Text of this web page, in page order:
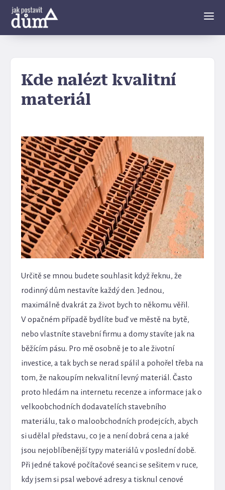
Kde nalézt kvalitní
materiál
Určitě se mnou budete souhlasit když řeknu, že
rodinný dům nestavíte každý den. Jednou,
maximálně dvakrát za život bych to někomu věřil.
V opačném případě bydlíte buď ve městě na bytě,
nebo vlastníte stavební firmu a domy stavíte jak na
běžícím pásu. Pro mě osobně je to ale životní
investice, a tak bych se nerad spálil a pohořel třeba na
tom, že nakoupím nekvalitní levný materiál. Často
proto hledám na internetu recenze a informace jak o
velkoobchodních dodavatelích stavebního
materiálu, tak o maloobchodních prodejcích, abych
si udělal představu, co je a není dobrá cena a jaké
jsou nejoblíbenější typy materiálů v poslední době.
Při jedné takové počítačové seanci se sešitem v ruce,
kdy jsem si psal webové adresy a tisknul cenové